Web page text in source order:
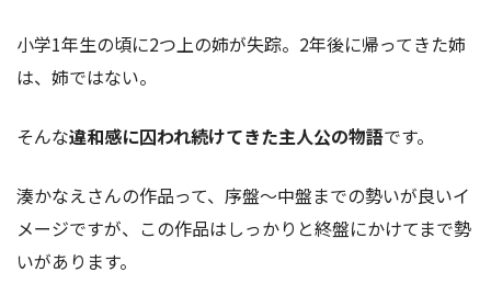
小学1年生の頃に2つ上の姉が失踪。2年後に帰ってきた姉
は、姉ではない。
そんな違和感に囚われ続けてきた主人公の物語です。
湊かなえさんの作品って、序盤～中盤までの勢いが良いイ
メージですが、この作品はしっかりと終盤にかけてまで勢
いがあります。